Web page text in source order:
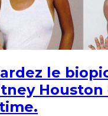
le
Houston